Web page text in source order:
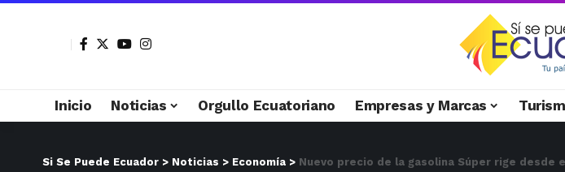
Inicio Noticias Orgullo Ecuatoriano Empresas y Marcas
Si Se Puede Ecuador > Noticias > Economía > Nuevo precio de la gasolina Súper rige desde